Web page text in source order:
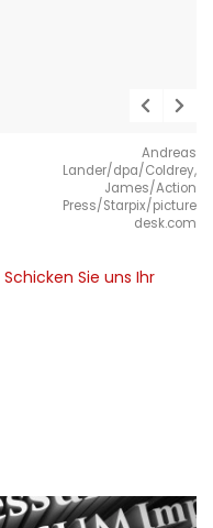
Andreas
Lander/dpa/Coldrey,
James/Action
Press/Starpix/picture
desk.com
Schicken Sie uns Ihr